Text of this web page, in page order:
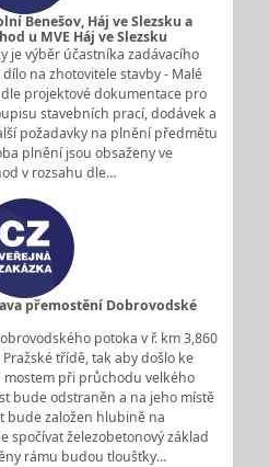
Benešov, Háj ve Slezsku a
u MVE Háj ve Slezsku
je výběr účastníka zadávacího
na zhotovitele stavby - Malé
projektové dokumentace pro
stavebních prací, dodávek a
požadavky na plnění předmětu
plnění jsou obsaženy ve
v rozsahu dle…
přemostění Dobrovodské
potoka v ř. km 3,860
třídě, tak aby došlo ke
při průchodu velkého
bude odstraněn a na jeho místě
bude založen hlubině na
spočívat železobetonový základ
rámu budou tloušťky…